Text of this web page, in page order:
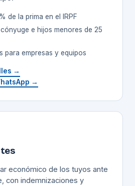
de la prima en el IRPF
e hijos menores de 25
para empresas y equipos
→
→
económico de los tuyos ante
con indemnizaciones y